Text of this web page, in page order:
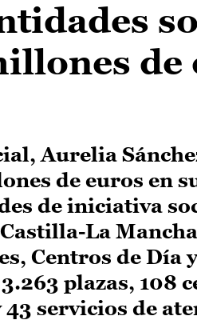
de
Aurelia
de euros en
de iniciativa
La
Centros de Día
plazas, 108
servicios de